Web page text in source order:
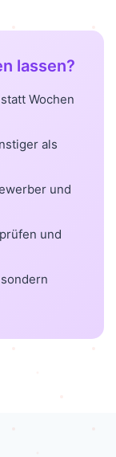
lassen?
Wochen
als
und
und